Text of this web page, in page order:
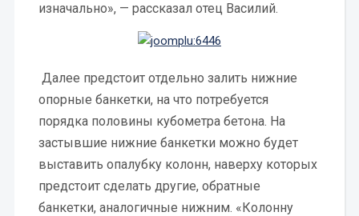
изначально», — рассказал отец Василий.
Далее предстоит отдельно залить нижние
опорные банкетки, на что потребуется
порядка половины кубометра бетона. На
застывшие нижние банкетки можно будет
выставить опалубку колонн, наверху которых
предстоит сделать другие, обратные
банкетки, аналогичные нижним. «Колонну